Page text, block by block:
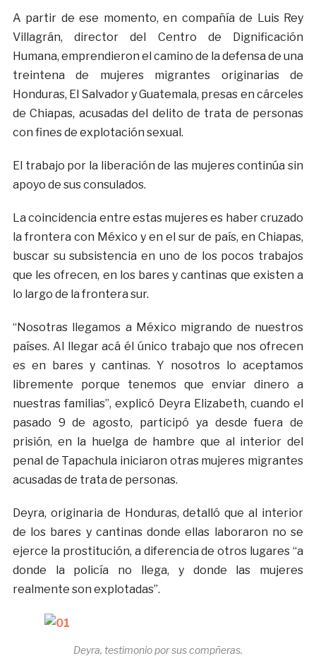
A partir de ese momento, en compañía de Luis Rey
Villagrán, director del Centro de Dignificación
Humana, emprendieron el camino de la defensa de una
treintena de mujeres migrantes originarias de
Honduras, El Salvador y Guatemala, presas en cárceles
de Chiapas, acusadas del delito de trata de personas
con fines de explotación sexual.
El trabajo por la liberación de las mujeres continúa sin
apoyo de sus consulados.
La coincidencia entre estas mujeres es haber cruzado
la frontera con México y en el sur de país, en Chiapas,
buscar su subsistencia en uno de los pocos trabajos
que les ofrecen, en los bares y cantinas que existen a
lo largo de la frontera sur.
“Nosotras llegamos a México migrando de nuestros
países. Al llegar acá él único trabajo que nos ofrecen
es en bares y cantinas. Y nosotros lo aceptamos
libremente porque tenemos que enviar dinero a
nuestras familias”, explicó Deyra Elizabeth, cuando el
pasado 9 de agosto, participó ya desde fuera de
prisión, en la huelga de hambre que al interior del
penal de Tapachula iniciaron otras mujeres migrantes
acusadas de trata de personas.
Deyra, originaria de Honduras, detalló que al interior
de los bares y cantinas donde ellas laboraron no se
ejerce la prostitución, a diferencia de otros lugares “a
donde la policía no llega, y donde las mujeres
realmente son explotadas”.
Deyra, testimonio por sus compñeras.